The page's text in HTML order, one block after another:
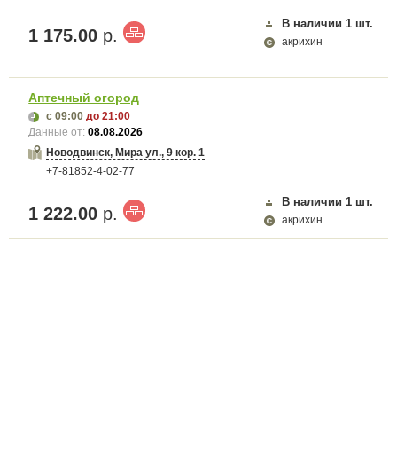
1 175.00 р.
В наличии 1 шт.
акрихин
Аптечный огород
с 09:00 до 21:00
Данные от:08.08.2026
Новодвинск, Мира ул., 9 кор. 1
+7-81852-4-02-77
1 222.00 р.
В наличии 1 шт.
акрихин